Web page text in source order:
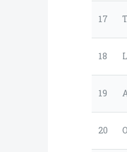
17
18
19
20